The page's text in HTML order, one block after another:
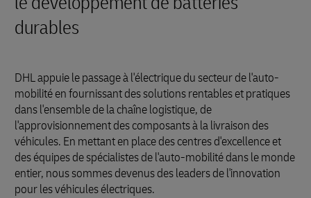
durables
DHL appuie le passage à l'électrique du secteur de l'auto-
mobilité en fournissant des solutions rentables et pratiques
dans l'ensemble de la chaîne logistique, de
l'approvisionnement des composants à la livraison des
véhicules. En mettant en place des centres d'excellence et
des équipes de spécialistes de l'auto-mobilité dans le monde
entier, nous sommes devenus des leaders de l'innovation
pour les véhicules électriques.